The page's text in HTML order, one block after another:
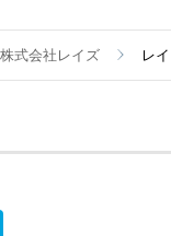
株式会社レイズ レ